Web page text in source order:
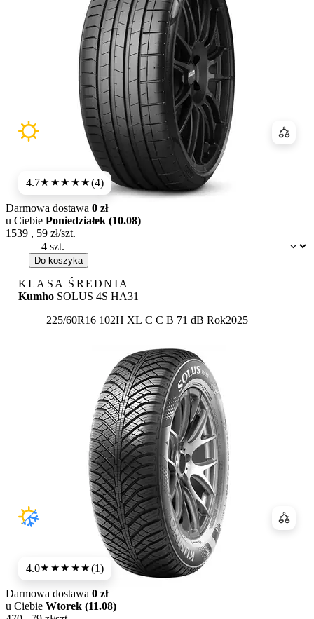
4.7★★★★★(4)
Dostępność:
Darmowa dostawa 0 zł
u Ciebie Poniedziałek (10.08)
1539 , 59 zł/szt.
Do koszyka
KLASA ŚREDNIA
Kumho SOLUS 4S HA31
225/60R16 102H XL Etykieta:
C C B 71 dB Rok2025
4.0★★★★★(1)
Darmowa dostawa 0 zł
u Ciebie Wtorek (11.08)